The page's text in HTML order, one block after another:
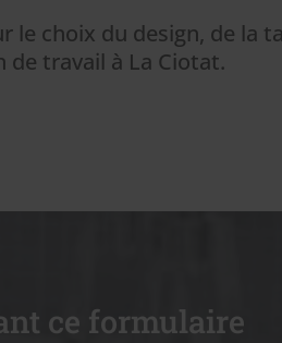
le choix du design, de la
travail à La Ciotat.
ce formulaire